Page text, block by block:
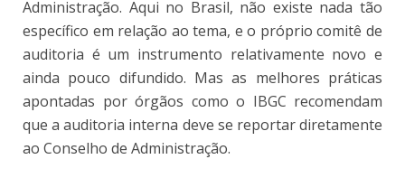
Administração. Aqui no Brasil, não existe nada tão
específico em relação ao tema, e o próprio comitê de
auditoria é um instrumento relativamente novo e
ainda pouco difundido. Mas as melhores práticas
apontadas por órgãos como o IBGC recomendam
que a auditoria interna deve se reportar diretamente
ao Conselho de Administração.